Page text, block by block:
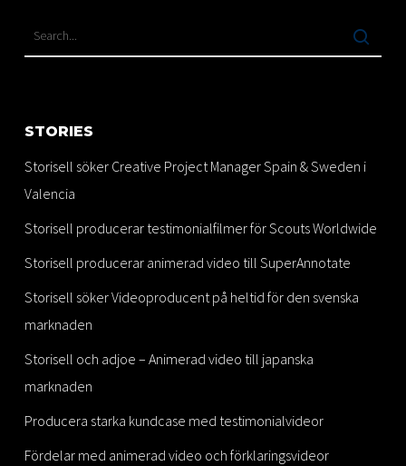
STORIES
Storisell söker Creative Project Manager Spain & Sweden i
Valencia
Storisell producerar testimonialfilmer för Scouts Worldwide
Storisell producerar animerad video till SuperAnnotate
Storisell söker Videoproducent på heltid för den svenska
marknaden
Storisell och adjoe – Animerad video till japanska
marknaden
Producera starka kundcase med testimonialvideor
Fördelar med animerad video och förklaringsvideor